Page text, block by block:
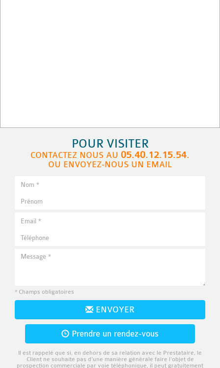
POUR VISITER
CONTACTEZ NOUS AU 05.40.12.15.54.
OU ENVOYEZ-NOUS UN EMAIL
* Champs obligatoires
ENVOYER
Prendre un rendez-vous
Il est rappelé que si, en dehors de sa relation avec le Prestataire, le
Client ne souhaite pas d’une manière générale faire l’objet de
prospection commerciale par voie téléphonique, il peut gratuitement